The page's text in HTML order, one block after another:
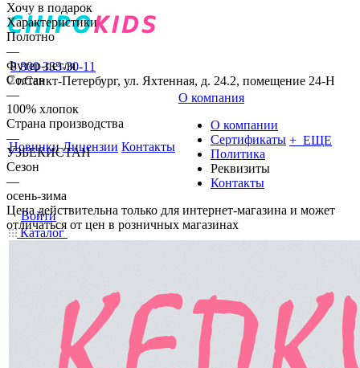
8 800 333-30-11
г.Санкт-Петербург, ул. Яхтенная, д. 24.2, помещение 24-Н
Новинки Лицензии Контакты
О компания
О компании
Сертификаты
Политика
Реквизиты
Контакты
+ ЕЩЕ
Войти
Каталог
Хочу в подарок
Характеристики
Полотно
—
Футер-петля
Состав
—
100% хлопок
Страна производства
—
УЗБЕКИСТАН
Сезон
—
осень-зима
Цена действительна только для интернет-магазина и может
отличаться от цен в розничных магазинах